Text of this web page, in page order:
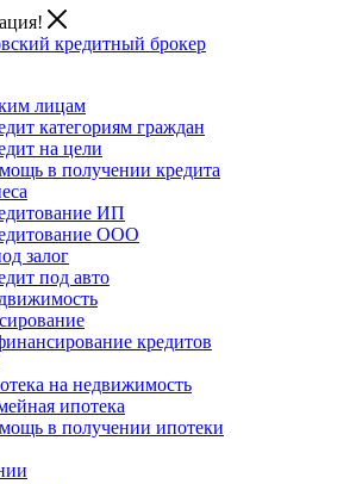
лицам
категориям граждан
на цели
в получении кредита
ИП
ООО
залог
под авто
кредитов
на недвижимость
ипотека
в получении ипотеки